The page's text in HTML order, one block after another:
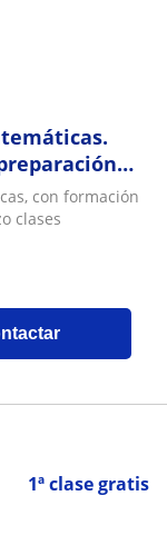
hasta IV°
con formación
clases
1ª clase gratis